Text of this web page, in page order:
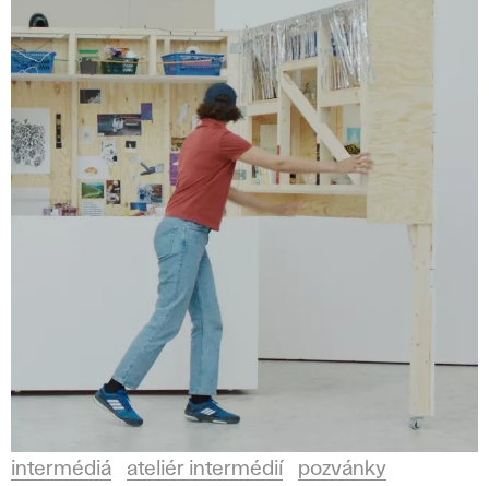
t
e
l
i
é
t
e
školy
výtvarných
umení
v Bratislave.
intermédiá ateliér intermédií pozvánky